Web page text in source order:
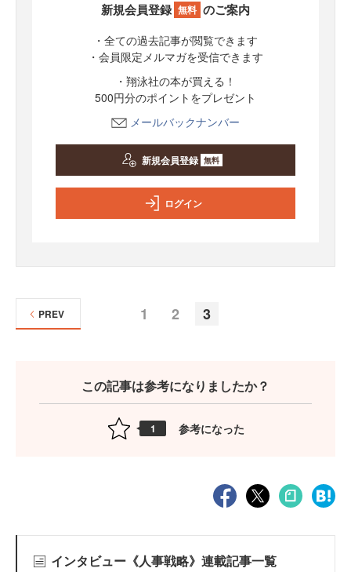
新規会員登録 無料 のご案内
・全ての過去記事が閲覧できます
・会員限定メルマガを受信できます
・翔泳社の本が買える！
500円分のポイントをプレゼント
メールバックナンバー
新規会員登録 無料
ログイン
1 2 3
PREV
この記事は参考になりましたか？
1 参考になった
インタビュー《人事戦略》連載記事一覧